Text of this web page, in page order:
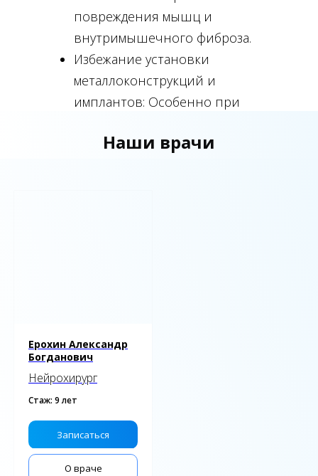
повреждения мышц и
внутримышечного фиброза.
Избежание установки
металлоконструкций и
имплантов: Особенно при
шейного отдела.
Наши врачи
Ерохин Александр
Богданович
Нейрохирург
Стаж: 9 лет
Записаться
О враче